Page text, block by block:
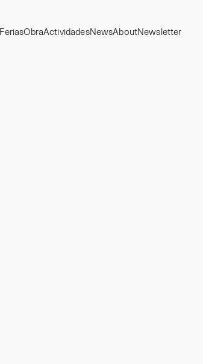
FeriasObraActividadesNewsAboutNewsletter